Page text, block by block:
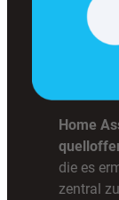
Home
die es
zentral